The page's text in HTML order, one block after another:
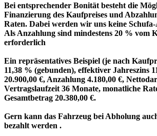
Bei entsprechender Bonität besteht die
Finanzierung des Kaufpreises und
Raten. Dabei werden wir uns keine
Als Anzahlung sind mindestens 20 % vom
erforderlich
Ein repräsentatives Beispiel (je nach
11,38 % (gebunden), effektiver Jahreszins
20.900,00 €, Anzahlung 4.180,00 €,
Vertragslaufzeit 36 Monate, monatliche
Gesamtbetrag 20.380,00 €.
Gern kann das Fahrzeug bei Abholung
bezahlt werden .